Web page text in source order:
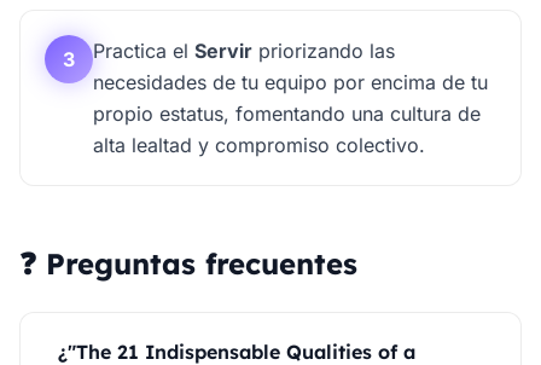
3 Practica el Servir priorizando las
necesidades de tu equipo por encima de tu
propio estatus, fomentando una cultura de
alta lealtad y compromiso colectivo.
❓ Preguntas frecuentes
¿"The 21 Indispensable Qualities of a